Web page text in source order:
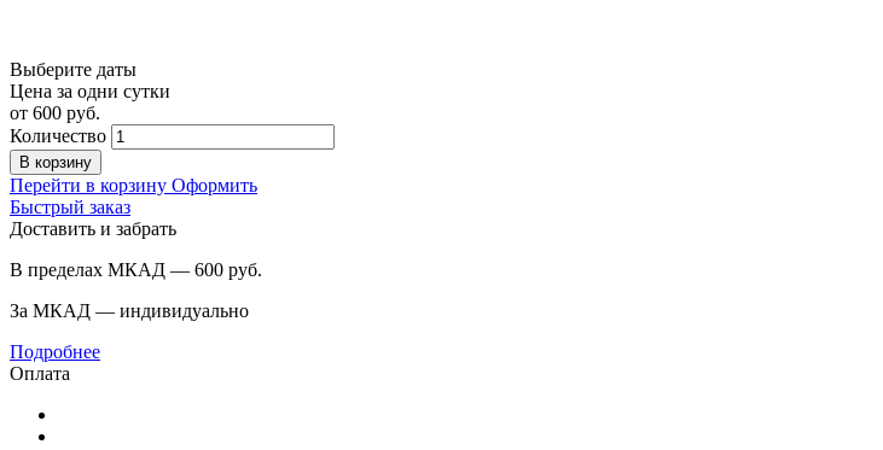
Выберите даты
Цена за одни сутки
от 600 руб.
Количество
В корзину
Перейти в корзину Оформить
Быстрый заказ
Доставить и забрать
В пределах МКАД — 600 руб.
За МКАД — индивидуально
Подробнее
Оплата